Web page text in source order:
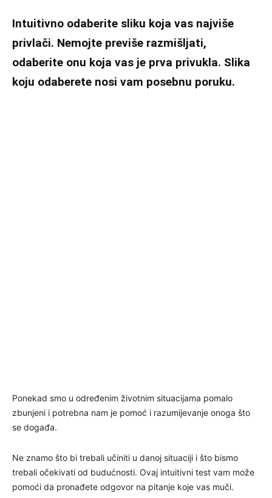
Intuitivno odaberite sliku koja vas najviše
privlači. Nemojte previše razmišljati,
odaberite onu koja vas je prva privukla. Slika
koju odaberete nosi vam posebnu poruku.
Ponekad smo u određenim životnim situacijama pomalo
zbunjeni i potrebna nam je pomoć i razumijevanje onoga što
se događa.
Ne znamo što bi trebali učiniti u danoj situaciji i što bismo
trebali očekivati od budućnosti. Ovaj intuitivni test vam može
pomoći da pronađete odgovor na pitanje koje vas muči.